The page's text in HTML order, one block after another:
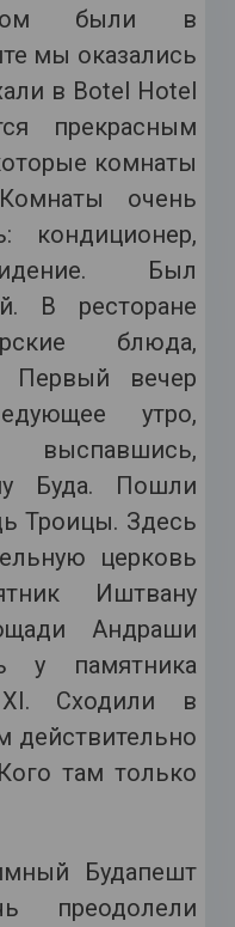
были в
мы оказались
в Botel Hotel
прекрасным
комнаты
очень
кондиционер,
Был
В ресторане
блюда,
Первый вечер
утро,
Буда. Пошли
Троицы. Здесь
церковь
Иштвану
Андраши
у памятника
Сходили в
действительно
там только
Будапешт
преодолели